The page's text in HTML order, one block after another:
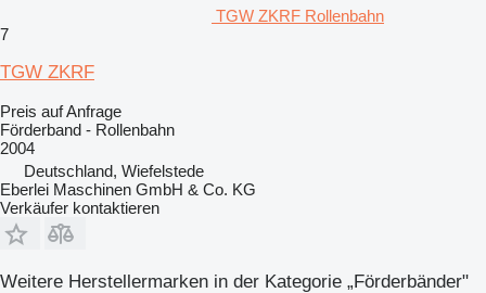
TGW ZKRF Rollenbahn
7
TGW ZKRF
Preis auf Anfrage
Förderband - Rollenbahn
2004
Deutschland, Wiefelstede
Eberlei Maschinen GmbH & Co. KG
Verkäufer kontaktieren
Weitere Herstellermarken in der Kategorie „Förderbänder"